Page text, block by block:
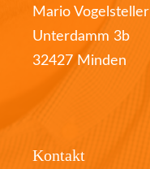
Mario Vogelsteller
Unterdamm 3b
32427 Minden
Kontakt